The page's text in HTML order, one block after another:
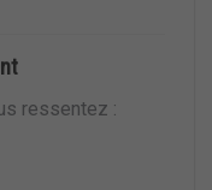
ressentez :